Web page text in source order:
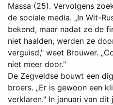
Massa (25). Vervolgens
de sociale media. „In Wit-
bekend, maar nadat ze de
niet haalden, werden ze
verguisd," weet Brouwer.
niet meer door."
De Zegveldse bouwt een
broers. „Er is gewoon een
verklaren." In januari van